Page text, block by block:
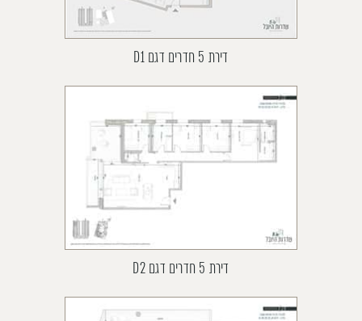
דירת 5 חדרים דגם D1
דירת 5 חדרים דגם D2